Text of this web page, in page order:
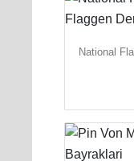
National